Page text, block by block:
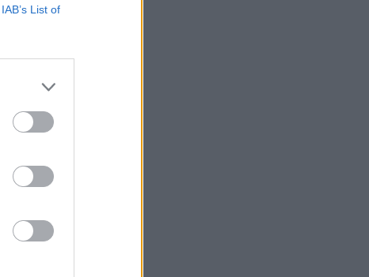
IAB’s List of